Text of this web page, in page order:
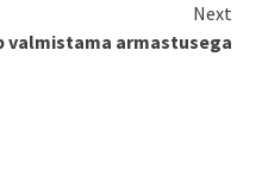
Next
valmistama armastusega